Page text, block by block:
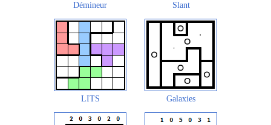
Démineur Slant
LITS Galaxies